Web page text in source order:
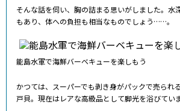
そんな話を伺い、胸の詰まる思いがしました。水
もあり、体への負担も相当なものでしょう……。
能島水軍で海鮮バーベキューを楽しもう
かつては、スーパーでも剥き身がパックで売られ
戸貝。現在はレアな高級品として脚光を浴びていま